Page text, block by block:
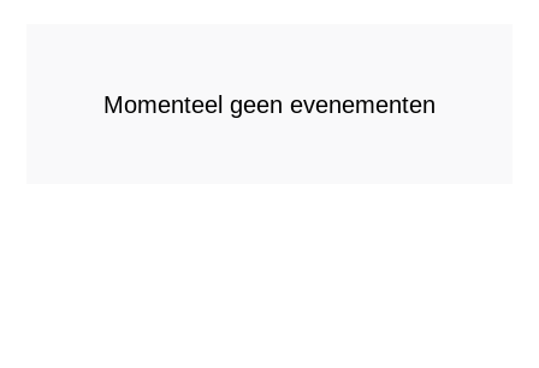
Momenteel geen evenementen